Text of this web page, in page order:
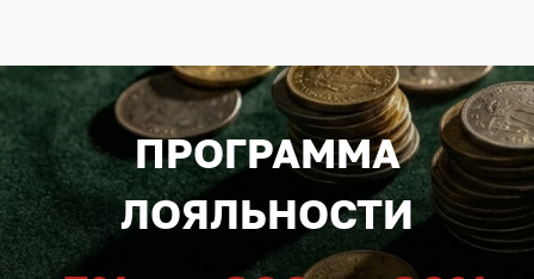
ПРОГРАММА
ЛОЯЛЬНОСТИ